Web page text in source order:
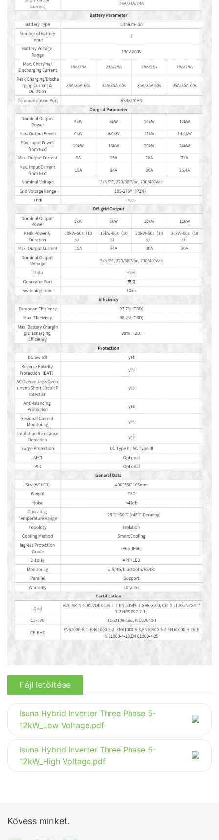
Fájl letöltése
Isuna Hybrid Inverter Three Phase 5-
12kW_Low Voltage.pdf
Isuna Hybrid Inverter Three Phase 5-
12kW_High Voltage.pdf
Kövess minket.